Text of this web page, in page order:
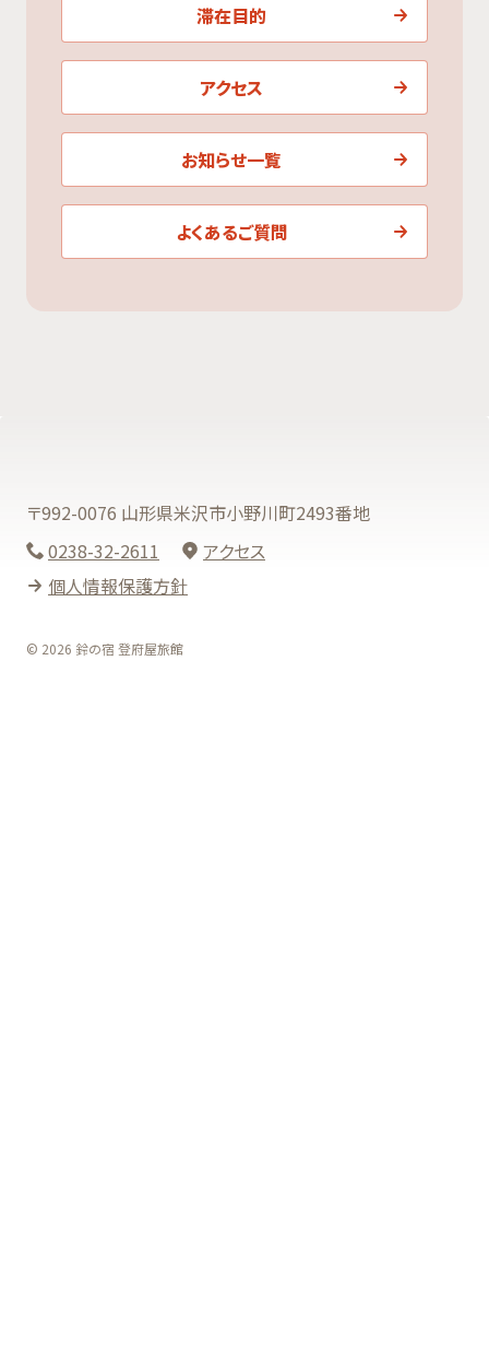
滞在目的
アクセス
お知らせ一覧
よくあるご質問
〒992-0076 山形県米沢市小野川町2493番地
0238-32-2611
アクセス
個人情報保護方針
© 2026 鈴の宿 登府屋旅館